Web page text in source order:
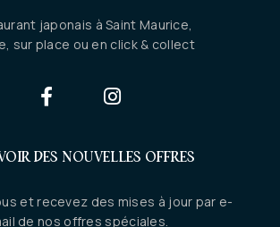
japonais à Saint Maurice,
sur place ou en click & collect
DES NOUVELLES OFFRES
et recevez des mises à jour par e-
de nos offres spéciales.